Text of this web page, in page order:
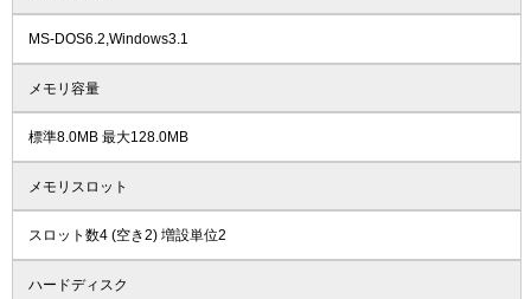
MS-DOS6.2,Windows3.1
メモリ容量
標準8.0MB 最大128.0MB
メモリスロット
スロット数4 (空き2) 増設単位2
ハードディスク